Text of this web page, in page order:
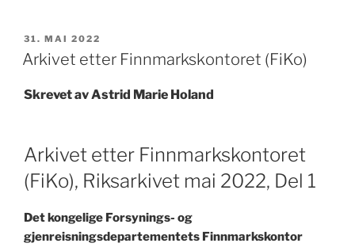
PUBLISERT
31. MAI 2022
Arkivet etter Finnmarkskontoret (FiKo)
Skrevet av Astrid Marie Holand
Arkivet etter Finnmarkskontoret
(FiKo), Riksarkivet mai 2022, Del 1
Det kongelige Forsynings- og
gjenreisningsdepartementets Finnmarkskontor